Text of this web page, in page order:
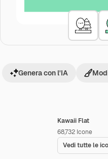
Kawaii Flat
68,732 Icone
Vedi tutte le
Genera con l'IA